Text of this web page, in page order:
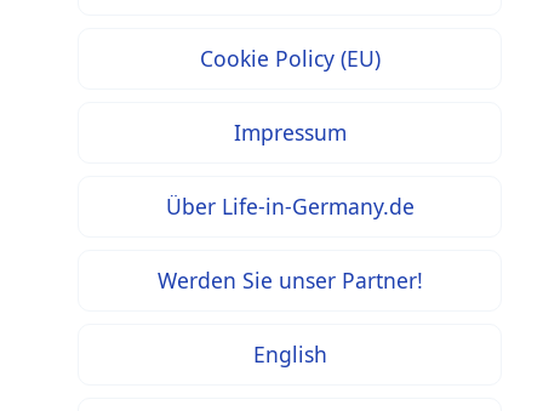
Cookie Policy (EU)
Impressum
Über Life-in-Germany.de
Werden Sie unser Partner!
English